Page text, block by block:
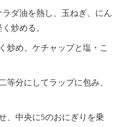
ダ油を熱し、玉ねぎ、にん
炒める。
炒め、ケチャップと塩・こ
等分にしてラップに包み、
、中央に5のおにぎりを乗